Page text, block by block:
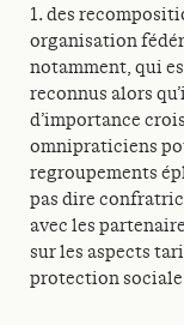
1. des
organisation
notamment, qui
reconnus alors
d’importance
omnipraticiens
regroupements
pas dire
avec les
sur les aspects
protection